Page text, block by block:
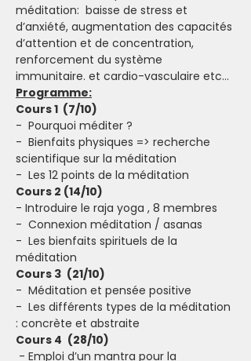
méditation:  baisse de stress et
d’anxiété, augmentation des capacités
d’attention et de concentration,
renforcement du système
immunitaire. et cardio-vasculaire etc…
Programme:
Cours 1  (7/10)
-  Pourquoi méditer ?
-  Bienfaits physiques => recherche
scientifique sur la méditation
-  Les 12 points de la méditation
Cours 2 (14/10)
- Introduire le raja yoga , 8 membres
-  Connexion méditation / asanas
-  Les bienfaits spirituels de la
méditation
Cours 3 (21/10)
-  Méditation et pensée positive
-  Les différents types de la méditation
: concrète et abstraite
Cours 4 (28/10)
- Emploi d’un mantra pour la